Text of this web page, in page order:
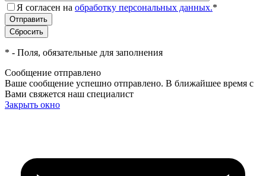
Я согласен на обработку персональных данных.*
* - Поля, обязательные для заполнения
Сообщение отправлено
Ваше сообщение успешно отправлено. В ближайшее время с
Вами свяжется наш специалист
Закрыть окно